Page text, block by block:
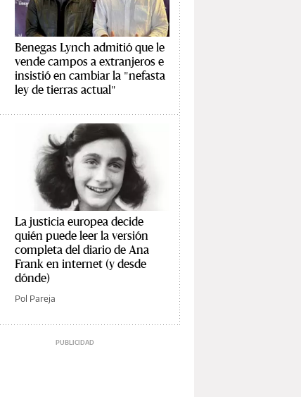
Benegas Lynch admitió que le
vende campos a extranjeros e
insistió en cambiar la "nefasta
ley de tierras actual"
La justicia europea decide
quién puede leer la versión
completa del diario de Ana
Frank en internet (y desde
dónde)
Pol Pareja